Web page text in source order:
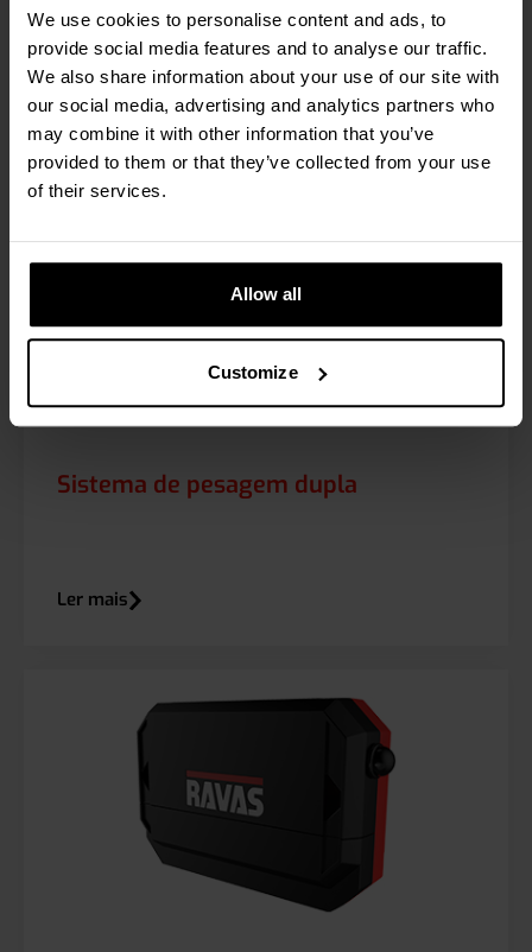
We use cookies to personalise content and ads, to
provide social media features and to analyse our traffic.
We also share information about your use of our site with
our social media, advertising and analytics partners who
may combine it with other information that you’ve
provided to them or that they’ve collected from your use
of their services.
Allow all
Customize
Ler mais
Sistema de pesagem dupla
Ler mais